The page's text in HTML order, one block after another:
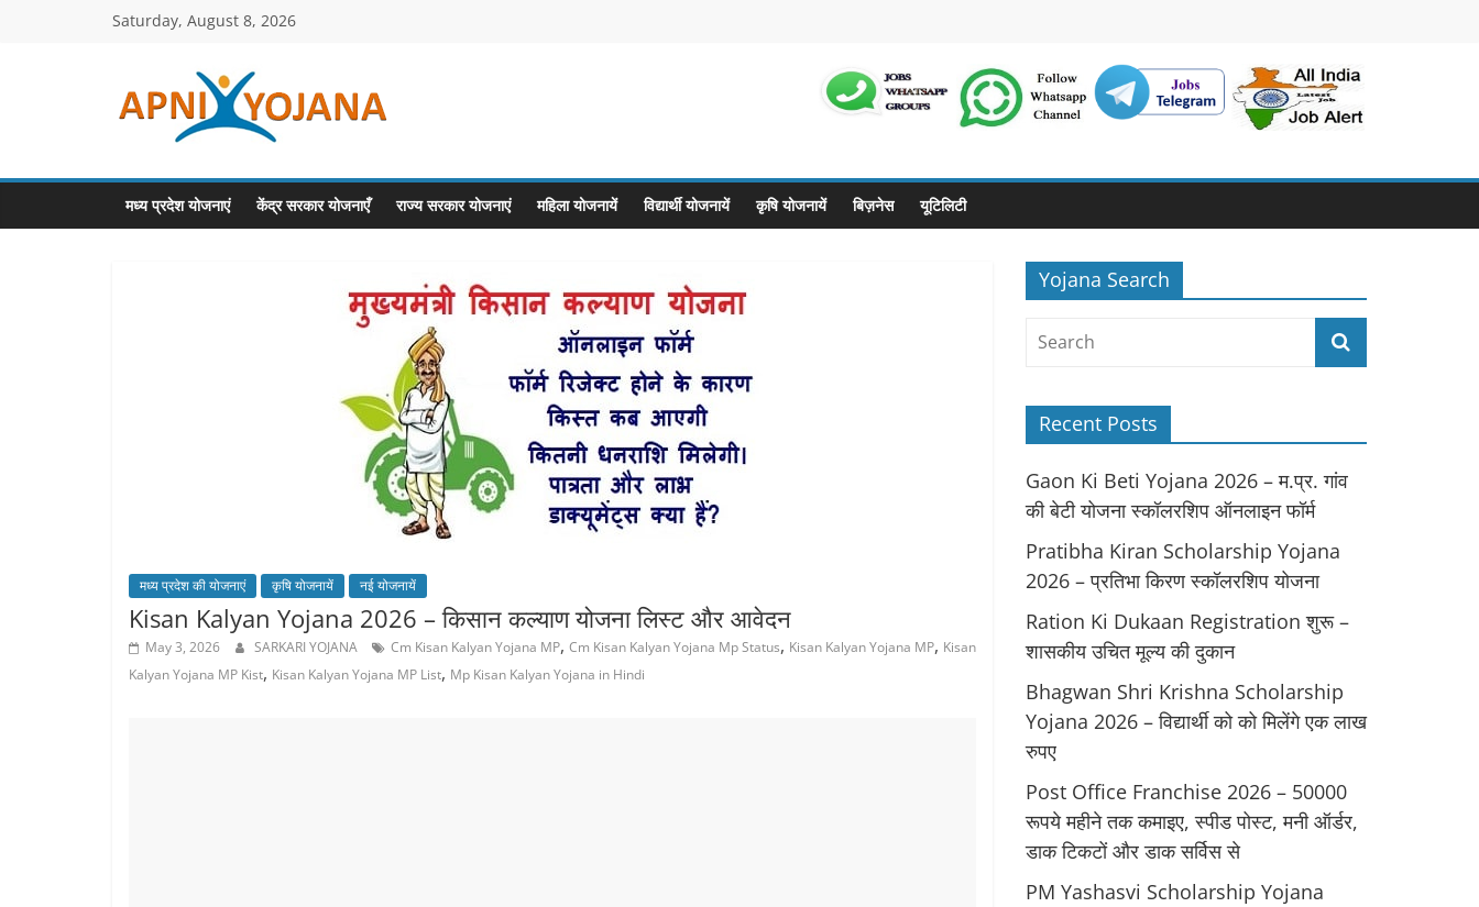
Saturday, August 8, 2026
ApniYojana.com
सरकारी
योजनाएँ,
प्रधानमंत्री
मध्य प्रदेश योजनाएं केंद्र सरकार योजनाएँ राज्य सरकार योजनाएं महिला योजनायें विद्यार्थी योजनायें कृषि योजनायें बिज़नेस यूटिलिटी
मध्य प्रदेश की योजनाएं कृषि योजनायें नई योजनायें
Kisan Kalyan Yojana 2026 – किसान कल्याण योजना लिस्ट और आवेदन
May 3, 2026 SARKARI YOJANA Cm Kisan Kalyan Yojana MP, Cm Kisan Kalyan Yojana Mp Status, Kisan Kalyan Yojana MP, Kisan
Kalyan Yojana MP Kist, Kisan Kalyan Yojana MP List, Mp Kisan Kalyan Yojana in Hindi
Yojana Search
Recent Posts
Gaon Ki Beti Yojana 2026 – म.प्र. गांव
की बेटी योजना स्कॉलरशिप ऑनलाइन फॉर्म
Pratibha Kiran Scholarship Yojana
2026 – प्रतिभा किरण स्कॉलरशिप योजना
Ration Ki Dukaan Registration शुरू –
शासकीय उचित मूल्य की दुकान
Bhagwan Shri Krishna Scholarship
Yojana 2026 – विद्यार्थी को को मिलेंगे एक लाख
रुपए
Post Office Franchise 2026 – 50000
रूपये महीने तक कमाइए, स्पीड पोस्ट, मनी ऑर्डर,
डाक टिकटों और डाक सर्विस से
PM Yashasvi Scholarship Yojana